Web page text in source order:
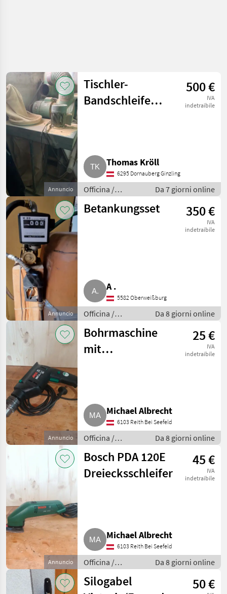
Annuncio
Tischler-
Bandschleife
500 €
IVA
indetraibile
Thomas Kröll
6295 Dornauberg Ginzling
Officina /
Attrezzeria
Da 7 giorni online
Annuncio
Betankungsset 350 €
IVA
indetraibile
A .
5582 Oberweißburg
Officina /
Attrezzeria
Da 8 giorni online
Annuncio
Bohrmaschine
mit
25 €
IVA
indetraibile
Michael Albrecht
6103 Reith Bei Seefeld
Officina /
Attrezzeria
Da 8 giorni online
Annuncio
Bosch PDA 120E
Dreiecksschleifer
45 €
IVA
indetraibile
Michael Albrecht
6103 Reith Bei Seefeld
Officina /
Attrezzeria
Da 8 giorni online
Silogabel
50 €